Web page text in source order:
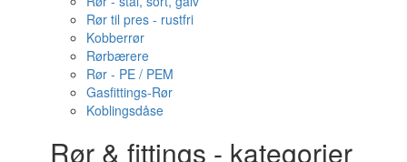
Rør til pres - rustfri
Kobberrør
Rørbærere
Rør - PE / PEM
Gasfittings-Rør
Koblingsdåse
Rør & fittings - kategorier